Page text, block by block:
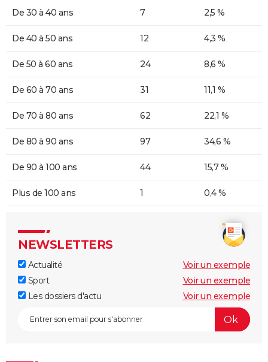
De 30 à 40 ans 7 2,5 %
De 40 à 50 ans 12 4,3 %
De 50 à 60 ans 24 8,6 %
De 60 à 70 ans 31 11,1 %
De 70 à 80 ans 62 22,1 %
De 80 à 90 ans 97 34,6 %
De 90 à 100 ans 44 15,7 %
Plus de 100 ans 1 0,4 %
NEWSLETTERS
Actualité
Voir un exemple
Sport
Voir un exemple
Les dossiers d'actu
Voir un exemple